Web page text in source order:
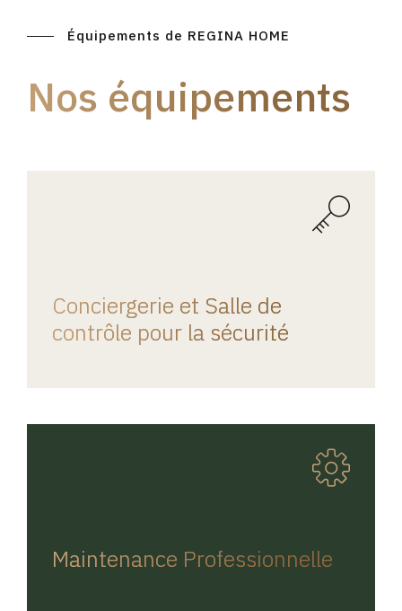
Équipements de REGINA HOME
Nos équipements
Conciergerie et Salle de
contrôle pour la sécurité
Maintenance Professionnelle